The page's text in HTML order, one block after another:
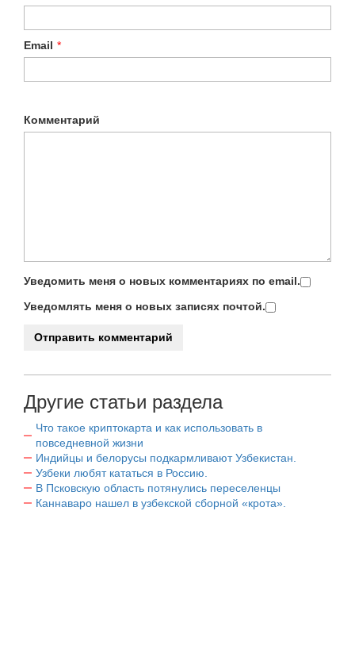
Email *
Комментарий
Уведомить меня о новых комментариях по email.
Уведомлять меня о новых записях почтой.
Другие статьи раздела
Что такое криптокарта и как использовать в
повседневной жизни
Индийцы и белорусы подкармливают Узбекистан.
Узбеки любят кататься в Россию.
В Псковскую область потянулись переселенцы
Каннаваро нашел в узбекской сборной «крота».